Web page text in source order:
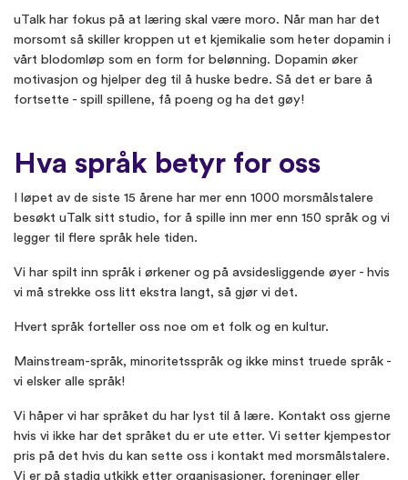
uTalk har fokus på at læring skal være moro. Når man har det
morsomt så skiller kroppen ut et kjemikalie som heter dopamin i
vårt blodomløp som en form for belønning. Dopamin øker
motivasjon og hjelper deg til å huske bedre. Så det er bare å
fortsette - spill spillene, få poeng og ha det gøy!
Hva språk betyr for oss
I løpet av de siste 15 årene har mer enn 1000 morsmålstalere
besøkt uTalk sitt studio, for å spille inn mer enn 150 språk og vi
legger til flere språk hele tiden.
Vi har spilt inn språk i ørkener og på avsidesliggende øyer - hvis
vi må strekke oss litt ekstra langt, så gjør vi det.
Hvert språk forteller oss noe om et folk og en kultur.
Mainstream-språk, minoritetsspråk og ikke minst truede språk -
vi elsker alle språk!
Vi håper vi har språket du har lyst til å lære. Kontakt oss gjerne
hvis vi ikke har det språket du er ute etter. Vi setter kjempestor
pris på det hvis du kan sette oss i kontakt med morsmålstalere.
Vi er på stadig utkikk etter organisasjoner, foreninger eller